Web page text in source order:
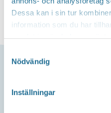
Dessa kan i sin tur
information som du har
Nödvändig
Inställningar
Telefon